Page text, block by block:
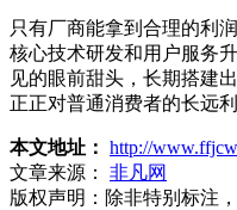
只有厂商能拿到合理的利
核心技术研发和用户服务
见的眼前甜头，长期搭建
正正对普通消费者的长远利
本文地址： http://
文章来源：
非凡网
版权声明： 除非特别标注